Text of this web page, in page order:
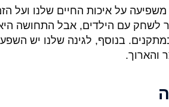
משפיעה על איכות החיים שלנו ועל
לשחק עם הילדים, אבל התחושה
בנוסף, לגינה שלנו יש
והארוך.